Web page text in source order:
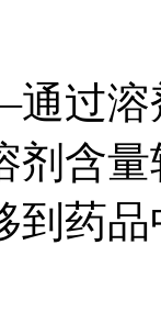
过溶
剂含
到药